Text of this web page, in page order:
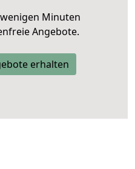
Minuten
Angebote.
erhalten